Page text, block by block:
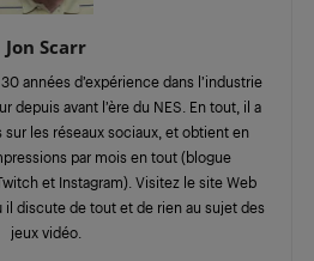
Jon Scarr
années d’expérience dans l’industrie
depuis avant l’ère du NES. En tout, il a
les réseaux sociaux, et obtient en
par mois en tout (blogue
et Instagram). Visitez le site Web
il discute de tout et de rien au sujet des
jeux vidéo.